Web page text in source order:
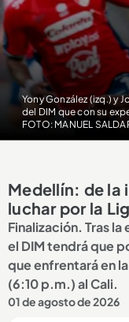
Yony González (izq.) y
del DIM que con su
FOTO: MANUEL
Medellín: de la
luchar por la
Finalización. Tras
el DIM tendrá que
que enfrentará en
(6:10 p.m.) al Cali.
01 de agosto de 2026